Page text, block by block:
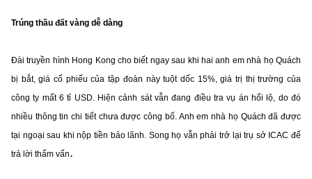
Trúng thầu đất vàng dễ dàng
Đài truyền hình Hong Kong cho biết ngay sau khi hai anh em nhà họ Quách
bị bắt, giá cổ phiếu của tập đoàn này tuột dốc 15%, giá trị thị trường của
công ty mất 6 tỉ USD. Hiện cảnh sát vẫn đang điều tra vụ án hối lộ, do đó
nhiều thông tin chi tiết chưa được công bố. Anh em nhà họ Quách đã được
tại ngoại sau khi nộp tiền bảo lãnh. Song họ vẫn phải trở lại trụ sở ICAC để
trả lời thẩm vấn.